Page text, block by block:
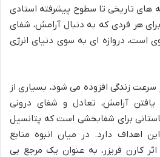
های تاریخی تا سطوح پیشرفته استادی
هر فردی که به دنبال آرامش، شفای
است، دروازه ای به سوی دنیای انرژی
سرعت زندگی افزوده می شود، بسیاری از
یافتن آرامش، تعادل و شفای درونی
برای شفابخشی است که پتانسیل
اهداف دارد. در میان انبوه منابع
کارن فریزر، به عنوان یک مرجع بی